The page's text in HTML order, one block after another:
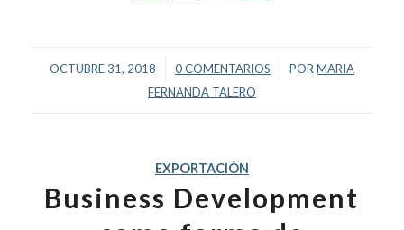
OCTUBRE 31, 2018
/ 0 COMENTARIOS
/ POR MARIA
FERNANDA TALERO
EXPORTACIÓN
Business Development